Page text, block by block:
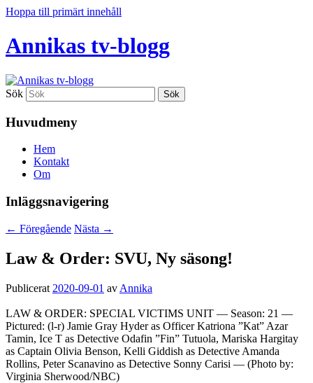
Hoppa till primärt innehåll
Annikas tv-blogg
Sök
Huvudmeny
Hem
Kontakt
Om
Inläggsnavigering
← Föregående Nästa →
Law & Order: SVU, Ny säsong!
Publicerat 2020-09-01 av Annika
LAW & ORDER: SPECIAL VICTIMS UNIT — Season: 21 —
Pictured: (l-r) Jamie Gray Hyder as Officer Katriona ”Kat” Azar
Tamin, Ice T as Detective Odafin ”Fin” Tutuola, Mariska Hargitay
as Captain Olivia Benson, Kelli Giddish as Detective Amanda
Rollins, Peter Scanavino as Detective Sonny Carisi — (Photo by:
Virginia Sherwood/NBC)